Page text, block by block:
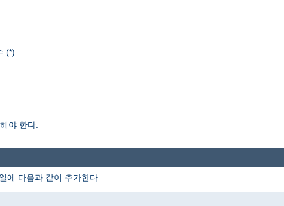
(*)
야 한다.
에 다음과 같이 추가한다